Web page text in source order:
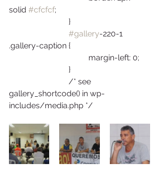
solid #cfcfcf;
			}
#gallery-220-1
.gallery-caption {
				margin-left: 0;
			}
gallery_shortcode() in wp-
includes/media.php */